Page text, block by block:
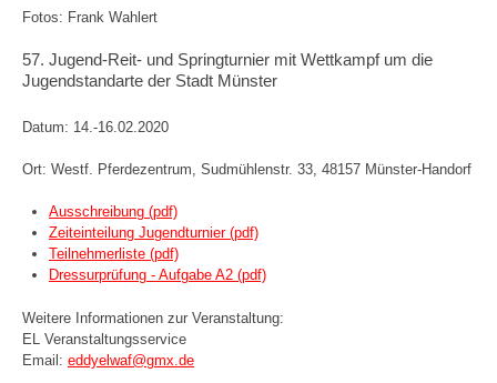
Fotos: Frank Wahlert
57. Jugend-Reit- und Springturnier mit Wettkampf um die
Jugendstandarte der Stadt Münster
Datum: 14.-16.02.2020
Ort: Westf. Pferdezentrum, Sudmühlenstr. 33, 48157 Münster-Handorf
Ausschreibung (pdf)
Zeiteinteilung Jugendturnier (pdf)
Teilnehmerliste (pdf)
Dressurprüfung - Aufgabe A2 (pdf)
Weitere Informationen zur Veranstaltung:
EL Veranstaltungsservice
Email: eddyelwaf@gmx.de